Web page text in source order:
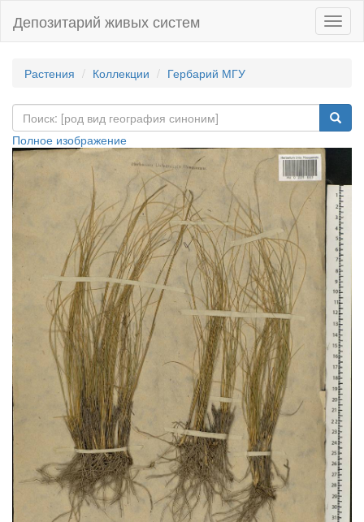
Депозитарий живых систем
Растения Коллекции Гербарий МГУ
Полное изображение